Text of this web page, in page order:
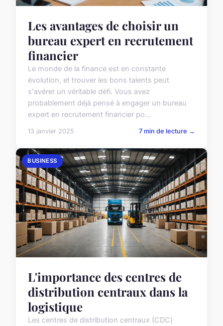
Les avantages de choisir un
bureau expert en recrutement
financier
Le monde de la finance est en constante
évolution, et trouver les bons talents peut
s'avérer un véritable défi. Vous avez
probablement déjà pensé à engager un bureau
expert en recrutement financier po...
13 janvier 2025 7 min de lecture →
BUSINESS
L'importance des centres de
distribution centraux dans la
logistique
Les centres de distribution centraux (CDC)